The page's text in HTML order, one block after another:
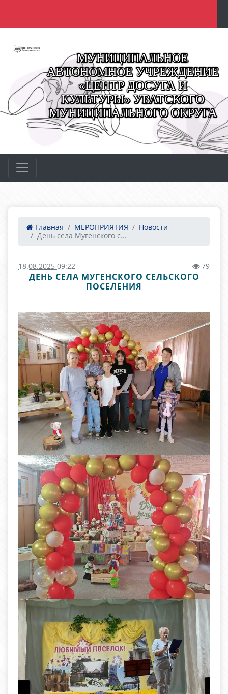
МУНИЦИПАЛЬНОЕ
АВТОНОМНОЕ УЧРЕЖДЕНИЕ
«ЦЕНТР ДОСУГА И
КУЛЬТУРЫ» УВАТСКОГО
МУНИЦИПАЛЬНОГО ОКРУГА
Главная МЕРОПРИЯТИЯ
Новости
День села Мугенского с...
18.08.2025 09:22 79
ДЕНЬ СЕЛА МУГЕНСКОГО СЕЛЬСКОГО
ПОСЕЛЕНИЯ